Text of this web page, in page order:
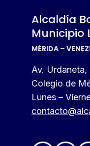
Alcaldía
Municipio
MÉRIDA –
Av.
Colegio de
Lunes –